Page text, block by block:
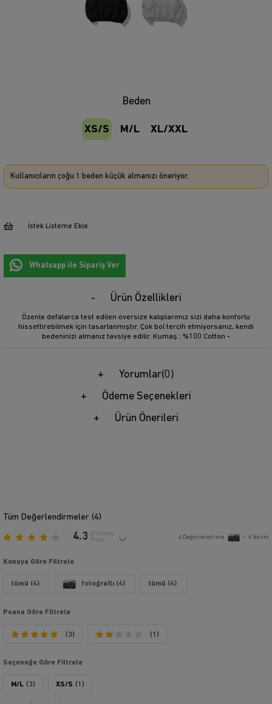
Beden
XS/S M/L XL/XXL
Kullanıcıların çoğu 1 beden küçük almanızı öneriyor.
İstek Listeme Ekle
Whatsapp ile Sipariş Ver
Ürün Özellikleri
Özenle defalarca test edilen oversize kalıplarımız sizi daha konforlu
hissettirebilmek için tasarlanmıştır. Çok bol tercih etmiyorsanız, kendi
bedeninizi almanız tavsiye edilir. Kumaş : %100 Cotton -
Yorumlar(0)
Ödeme Seçenekleri
Ürün Önerileri
Tüm Değerlendirmeler (4)
4.3 Ortalama
Puan
4 Değerlendirme • 4Yorum
Konuya Göre Filtrele
tümü (4) fotoğraflı (4) tümü (4)
Puana Göre Filtrele
(3) (1)
Seçeneğe Göre Filtrele
M/L (3) XS/S (1)